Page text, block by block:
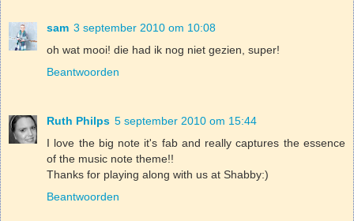
sam 3 september 2010 om 10:08
oh wat mooi! die had ik nog niet gezien, super!
Beantwoorden
Ruth Philps 5 september 2010 om 15:44
I love the big note it's fab and really captures the essence
of the music note theme!!
Thanks for playing along with us at Shabby:)
Beantwoorden